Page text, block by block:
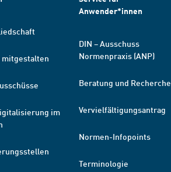
mitgestalten
im
Anwender*innen
DIN – Ausschuss
Normenpraxis (ANP)
Beratung und Recherche
Vervielfältigungsantrag
Normen-Infopoints
Terminologie